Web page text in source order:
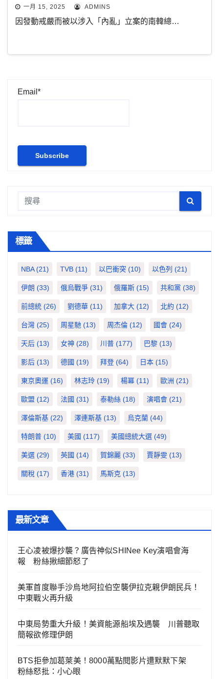
一月 15, 2025 ADMINS
因發動戒嚴而被以涉入「內亂」立案的南韓總…
Email*
標籤
NBA(21) TVB (11) 以巴衝突 (10) 以色列 (21)
伊朗 (33) 俄烏戰爭 (31) 俄羅斯 (15) 共和黨 (38)
前總統 (26) 劉德華 (11) 加拿大 (12) 北約 (12)
台灣 (25) 周星馳 (13) 周杰倫 (12) 國會 (24)
天后 (13) 女神 (28) 川普 (177) 巴黎 (13)
影后 (13) 德國 (19) 拜登 (64) 日本 (15)
東京奧運 (16) 林志玲 (19) 楊冪 (11) 歐洲 (21)
歐盟 (12) 法國 (31) 泰勒絲 (18) 演唱會 (21)
澤倫斯基 (22) 澤連斯基 (13) 烏克蘭 (44)
特朗普 (10) 美國 (117) 美國總統大選 (49)
美選 (29) 英國 (14) 賀錦麗 (33) 賈靜雯 (13)
關稅 (17) 香港 (31) 馬斯克 (13)
最新文章
王心凌被爆抄襲？廣告神似SHINee Key演唱會海
報 粉絲揪細節怒了
美軍首度聯手沙烏地阿拉伯空襲伊拉克親伊朗民兵！
中東戰火再升級
中東局勢重大升級！美資能源船埃及遇襲 川普聽取
簡報欲修理伊朗
BTS拒參加葛萊美！8000萬點閱影片遭默默下架
粉絲怒批：小心眼